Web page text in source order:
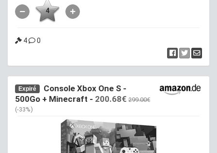
4
4 0
Expiré
Console Xbox One S -
500Go + Minecraft - 200.68€ 299.00€
(-33%)